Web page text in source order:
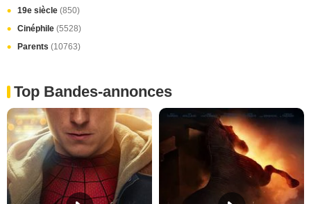
19e siècle (850)
Cinéphile (5528)
Parents (10763)
Top Bandes-annonces